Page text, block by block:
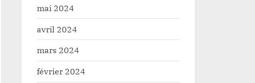
mai 2024
avril 2024
mars 2024
février 2024